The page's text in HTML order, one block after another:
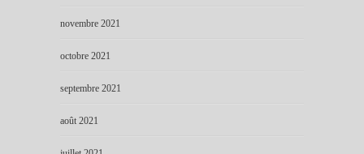
novembre 2021
octobre 2021
septembre 2021
août 2021